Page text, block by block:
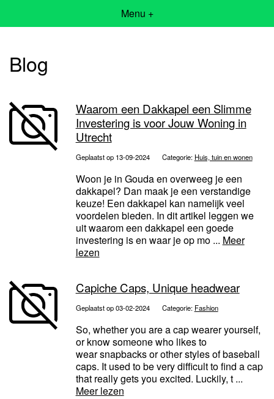
Menu +
Blog
Waarom een Dakkapel een Slimme
Investering is voor Jouw Woning in
Utrecht
Geplaatst op 13-09-2024 Categorie: Huis, tuin en wonen
Woon je in Gouda en overweeg je een
dakkapel? Dan maak je een verstandige
keuze! Een dakkapel kan namelijk veel
voordelen bieden. In dit artikel leggen we
uit waarom een dakkapel een goede
investering is en waar je op mo ... Meer
lezen
Capiche Caps, Unique headwear
Geplaatst op 03-02-2024 Categorie: Fashion
So, whether you are a cap wearer yourself,
or know someone who likes to
wear snapbacks or other styles of baseball
caps. It used to be very difficult to find a cap
that really gets you excited. Luckily, t ...
Meer lezen